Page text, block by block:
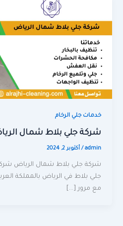
خدمات جلي الرخام
شركة جلي بلاط شمال
admin
/أكتوبر 2, 2024
شركة جلي بلاط شمال الرياض
جلي بلاط في الرياض بالمملكة
مع مرور […]